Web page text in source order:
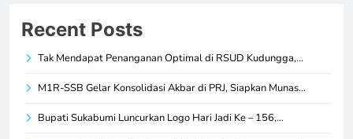
Recent Posts
Tak Mendapat Penanganan Optimal di RSUD Kudungga,…
M1R-SSB Gelar Konsolidasi Akbar di PRJ, Siapkan Munas…
Bupati Sukabumi Luncurkan Logo Hari Jadi Ke – 156,…